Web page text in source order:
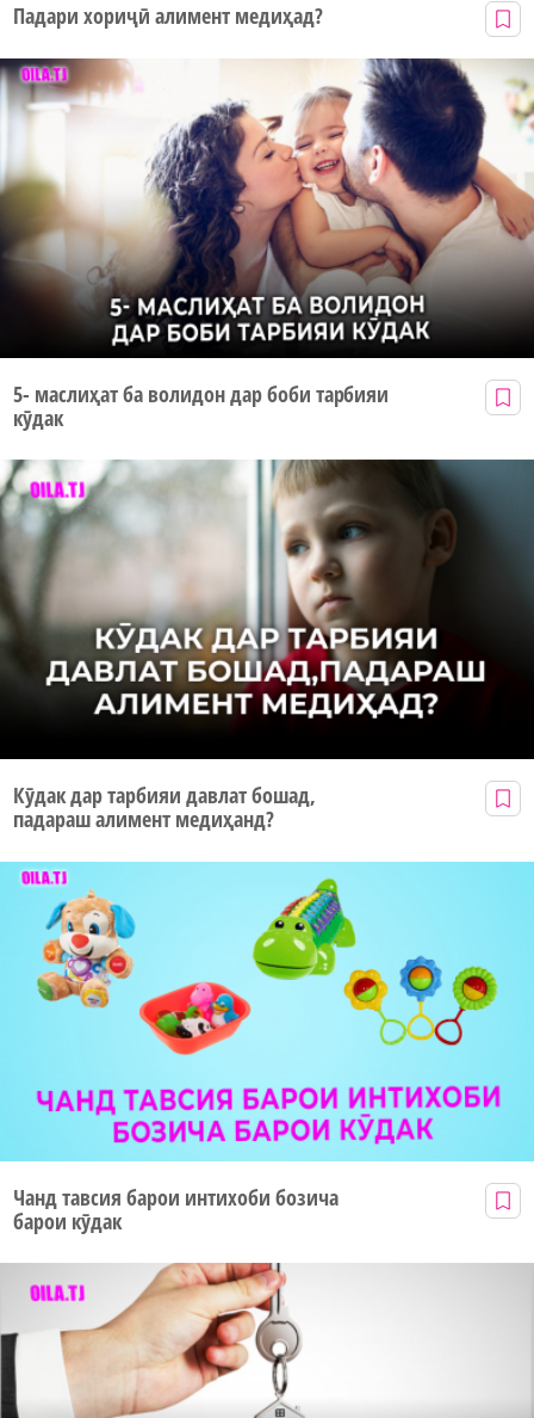
Падари хориҷӣ алимент медиҳад?
5- маслиҳат ба волидон дар боби тарбияи
кӯдак
Кӯдак дар тарбияи давлат бошад,
падараш алимент медиҳанд?
Чанд тавсия барои интихоби бозича
барои кӯдак